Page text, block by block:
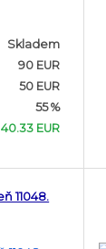
Skladem
90 EUR
50 EUR
55 %
40.33 EUR
11048.